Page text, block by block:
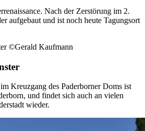
Nach der Zerstörung im 2.
aufgebaut und ist noch heute Tagungsort
Kreuzgang des Paderborner Doms ist
und findet sich auch an vielen
wieder.